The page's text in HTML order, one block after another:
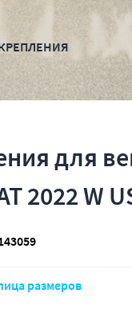
для
2022 W
размеров